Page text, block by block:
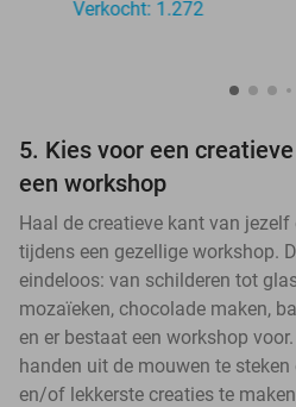
Verkocht: 1.272
5. Kies voor een
een workshop
Haal de creatieve kant van
tijdens een gezellige workshop.
eindeloos: van schilderen tot
mozaïeken, chocolade maken,
en er bestaat een workshop
handen uit de mouwen te
en/of lekkerste creaties te